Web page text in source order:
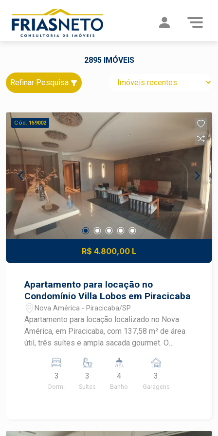
2895 IMÓVEIS
Refinar Pesquisa
Cód. 159002
R$ 4.800,00 L
Apartamento para locação no
Condomínio Villa Lobos em Piracicaba
Nova América - Piracicaba/SP
Apartamento para locação localizado no Nova
América, em Piracicaba, com 137,58 m² de área
útil, três suítes e ampla sacada gourmet. O
condomínio completo, com lazer diversificado e
portaria 24 horas. CARACTERÍSTICAS DO
IMÓVEL - Área útil de 137,58 m² - 3 dormitórios,
3
Dorm.
3
Suítes
4
Banho
3
Garagens